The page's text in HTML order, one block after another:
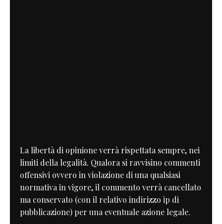
La libertà di opinione verrà rispettata sempre, nei
limiti della legalità. Qualora si ravvisino commenti
offensivi ovvero in violazione di una qualsiasi
normativa in vigore, il commento verrà cancellato
ma conservato (con il relativo indirizzo ip di
pubblicazione) per una eventuale azione legale.